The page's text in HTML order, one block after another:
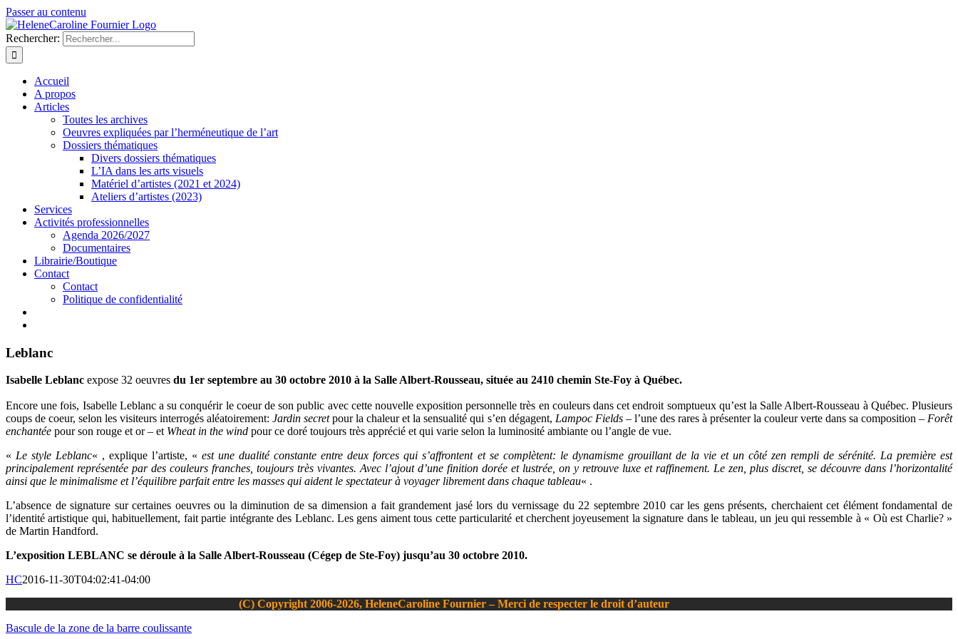
Passer au contenu
Rechercher:
Accueil
A propos
Articles
Toutes les archives
Oeuvres expliquées par l’herméneutique de l’art
Dossiers thématiques
Divers dossiers thématiques
L’IA dans les arts visuels
Matériel d’artistes (2021 et 2024)
Ateliers d’artistes (2023)
Services
Activités professionnelles
Agenda 2026/2027
Documentaires
Librairie/Boutique
Contact
Contact
Politique de confidentialité
Leblanc
Isabelle Leblanc expose 32 oeuvres du 1er septembre au 30 octobre 2010 à la Salle Albert-Rousseau, située au 2410 chemin Ste-Foy à Québec.
Encore une fois, Isabelle Leblanc a su conquérir le coeur de son public avec cette nouvelle exposition personnelle très en couleurs dans cet endroit somptueux qu’est la Salle Albert-Rousseau à Québec. Plusieurs
coups de coeur, selon les visiteurs interrogés aléatoirement:Jardin secretpour la chaleur et la sensualité qui s’en dégagent, Lampoc Fields– l’une des rares à présenter la couleur verte dans sa composition –Forêt
enchantée pour son rouge et or – et Wheat in the wind pour ce doré toujours très apprécié et qui varie selon la luminosité ambiante ou l’angle de vue.
«Le style Leblanc« , explique l’artiste, «est une dualité constante entre deux forces qui s’affrontent et se complètent: le dynamisme grouillant de la vie et un côté zen rempli de sérénité. La première est
principalement représentée par des couleurs franches, toujours très vivantes. Avec l’ajout d’une finition dorée et lustrée, on y retrouve luxe et raffinement. Le zen, plus discret, se découvre dans l’horizontalité
ainsi que le minimalisme et l’équilibre parfait entre les masses qui aident le spectateur à voyager librement dans chaque tableau« .
L’absence de signature sur certaines oeuvres ou la diminution de sa dimension a fait grandement jasé lors du vernissage du 22 septembre 2010 car les gens présents, cherchaient cet élément fondamental de
l’identité artistique qui, habituellement, fait partie intégrante des Leblanc. Les gens aiment tous cette particularité et cherchent joyeusement la signature dans le tableau, un jeu qui ressemble à « Où est Charlie? »
de Martin Handford.
L’exposition LEBLANC se déroule à la Salle Albert-Rousseau (Cégep de Ste-Foy) jusqu’au 30 octobre 2010.
HC2016-11-30T04:02:41-04:00
(C) Copyright 2006-2026, HeleneCaroline Fournier – Merci de respecter le droit d’auteur
Bascule de la zone de la barre coulissante